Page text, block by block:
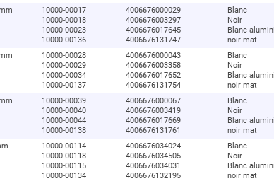
10000-00017
10000-00018
10000-00023
10000-00136
4006676000029
4006676003297
4006676017645
4006676131747
Blanc
Noir
Blanc
noir mat
10000-00028
10000-00029
10000-00034
10000-00137
4006676000043
4006676003358
4006676017652
4006676131754
Blanc
Noir
Blanc
noir mat
10000-00039
10000-00040
10000-00044
10000-00138
4006676000067
4006676003419
4006676017669
4006676131761
Blanc
Noir
Blanc
noir mat
10000-00114
10000-00118
10000-00115
10000-00134
4006676034024
4006676034505
4006676034031
4006676132195
Blanc
Noir
Blanc
noir mat